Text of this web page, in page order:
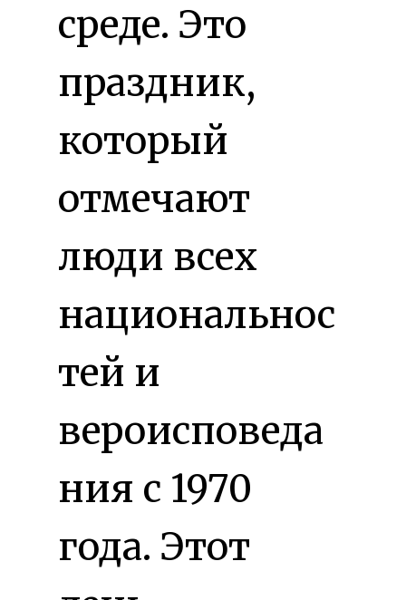
среде. Это
праздник,
который
отмечают
люди всех
национальнос
тей и
вероисповеда
ния с 1970
года. Этот